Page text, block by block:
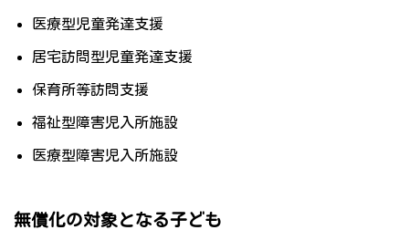
医療型児童発達支援
居宅訪問型児童発達支援
保育所等訪問支援
福祉型障害児入所施設
医療型障害児入所施設
無償化の対象となる子ども